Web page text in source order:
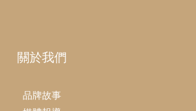
關於我們
品牌故事